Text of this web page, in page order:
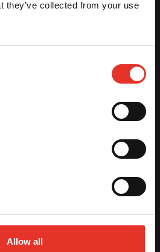
they’ve collected from your use
Allow all
budo.nl
Webshop